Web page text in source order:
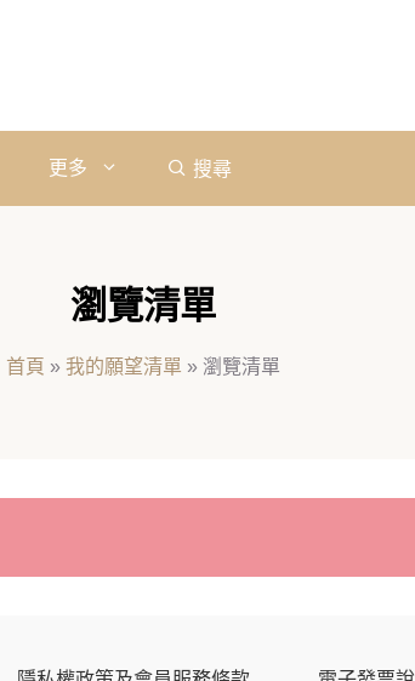
更多 搜尋
瀏覽清單
首頁 » 我的願望清單 » 瀏覽清單